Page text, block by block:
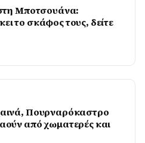
Μποτσουάνα:
το σκάφος τους, δείτε
Πουρναρόκαστρο
από χωματερές και